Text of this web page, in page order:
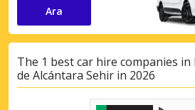
Ara
The 1 best car hire companies in
de Alcántara Sehir in 2026